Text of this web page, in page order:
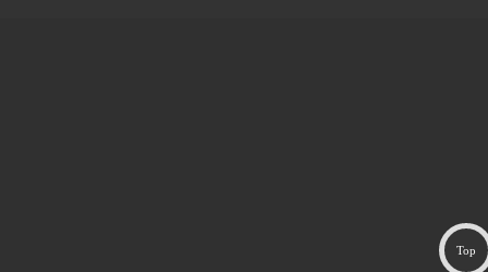
Top